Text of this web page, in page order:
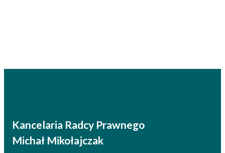
Kancelaria Radcy Prawnego
Michał Mikołajczak